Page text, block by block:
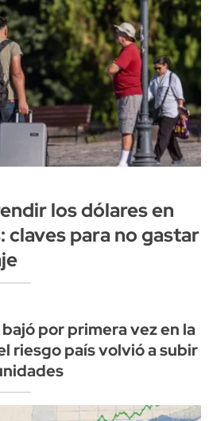
los dólares en
claves para no gastar
por primera vez en la
riesgo país volvió a subir